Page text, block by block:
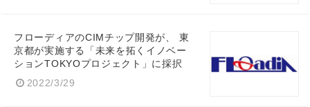
フローディアのCIMチップ開発が、 東
京都が実施する「未来を拓くイノベー
ションTOKYOプロジェクト」に採択
2022/3/29